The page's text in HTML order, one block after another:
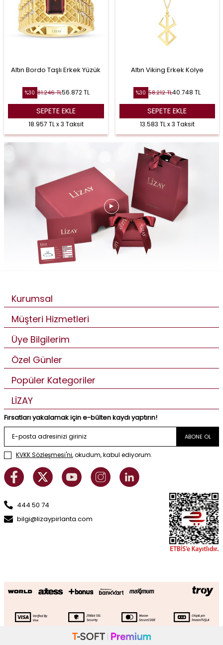
Altın Bordo Taşlı Erkek Yüzük
%30 81.246TL56.872TL
SEPETE EKLE
18.957 TL x 3 Taksit
Altın Viking Erkek Kolye
%30 58.212TL40.748 TL
SEPETE EKLE
13.583 TL x 3 Taksit
Kurumsal
Müşteri Hizmetleri
Üye Bilgilerim
Özel Günler
Popüler Kategoriler
LİZAY
Fırsatları yakalamak için e-bülten kaydı yaptırın!
ABONE OL
KVKK Sözleşmesi'ni, okudum, kabul ediyorum.
444 50 74
bilgi@lizaypirlanta.com